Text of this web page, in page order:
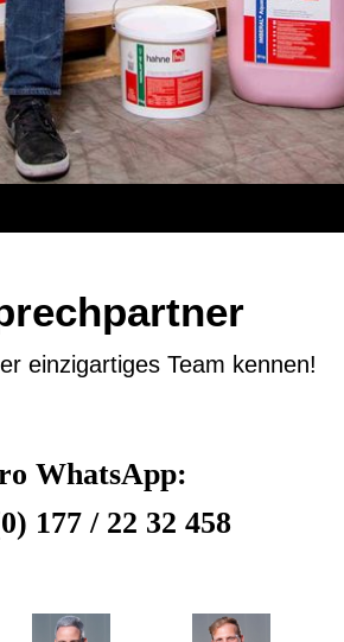
einzigartiges Team kennen!
WhatsApp:
177 / 22 32 458